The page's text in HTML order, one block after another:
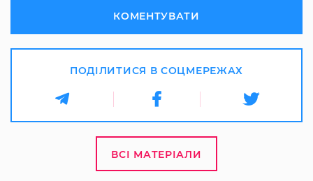
КОМЕНТУВАТИ
ПОДІЛИТИСЯ В СОЦМЕРЕЖАХ
ВСІ МАТЕРІАЛИ